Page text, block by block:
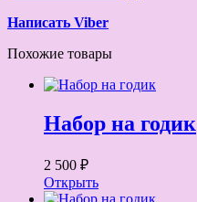
Написать Viber
Похожие товары
Набор на годик
2 500 ₽
Открыть